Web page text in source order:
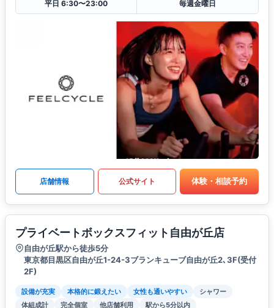
平日 6:30〜23:00 毎週金曜日
店舗情報 公式サイト 体験・相談予約
プライベートボックスフィット自由が丘店
自由が丘駅から徒歩5分
東京都目黒区自由が丘1-24-3ブランキューブ自由が丘2､3F(受付
2F)
設備が充実 本格的に鍛えたい 女性も通いやすい
シャワー
体組成計
完全個室 他店舗利用 駅から5分以内